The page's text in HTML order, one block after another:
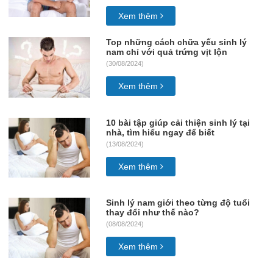
Xem thêm
Top những cách chữa yếu sinh lý
nam chỉ với quả trứng vịt lộn
(30/08/2024)
Xem thêm
10 bài tập giúp cải thiện sinh lý tại
nhà, tìm hiểu ngay để biết
(13/08/2024)
Xem thêm
Sinh lý nam giới theo từng độ tuổi
thay đổi như thế nào?
(08/08/2024)
Xem thêm